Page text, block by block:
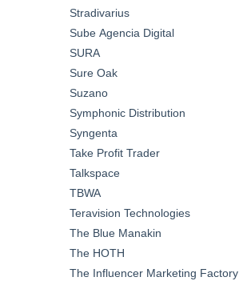
Stradivarius
Sube Agencia Digital
SURA
Sure Oak
Suzano
Symphonic Distribution
Syngenta
Take Profit Trader
Talkspace
TBWA
Teravision Technologies
The Blue Manakin
The HOTH
The Influencer Marketing Factory